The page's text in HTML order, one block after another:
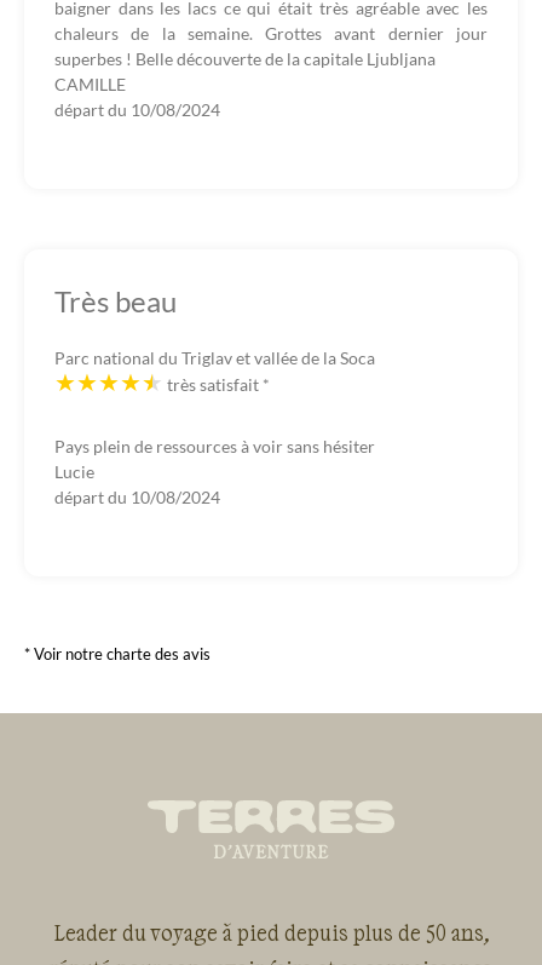
baigner dans les lacs ce qui était très agréable avec les
chaleurs de la semaine. Grottes avant dernier jour
superbes ! Belle découverte de la capitale Ljubljana
CAMILLE
départ du 10/08/2024
Très beau
Parc national du Triglav et vallée de la Soca
très satisfait *
Pays plein de ressources à voir sans hésiter
Lucie
départ du 10/08/2024
* Voir notre charte des avis
Leader du voyage à pied depuis plus de 50 ans,